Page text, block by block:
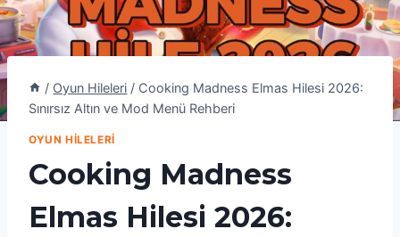
/ Oyun Hileleri / Cooking Madness Elmas Hilesi 2026:
Sınırsız Altın ve Mod Menü Rehberi
OYUN HILELERI
Cooking Madness
Elmas Hilesi 2026: